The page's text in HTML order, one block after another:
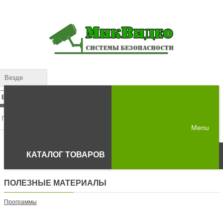
Везде
КАТАЛОГ ТОВАРОВ
Menu
ПОЛЕЗНЫЕ МАТЕРИАЛЫ
Программы